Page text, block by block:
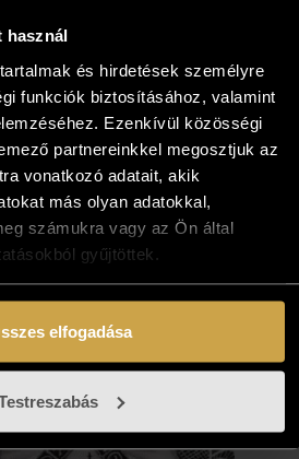
használ
és hirdetések személyre
funkciók biztosításához, valamint
Ezenkívül közösségi
partnereinkkel megosztjuk az
vonatkozó adatait, akik
más olyan adatokkal,
számukra vagy az Ön által
gyűjtöttek.
elfogadása
- Keszthelyi
(30x60 cm)
000Ft
Kosárba teszem